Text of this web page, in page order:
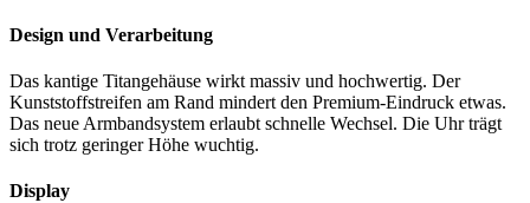
Design und Verarbeitung
Das kantige Titangehäuse wirkt massiv und hochwertig. Der
Kunststoffstreifen am Rand mindert den Premium-Eindruck etwas.
Das neue Armbandsystem erlaubt schnelle Wechsel. Die Uhr trägt
sich trotz geringer Höhe wuchtig.
Display